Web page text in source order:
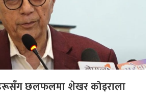
छलफलमा शेखर कोइराला